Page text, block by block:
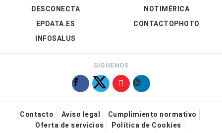
DESCONECTA
EPDATA.ES
INFOSALUS
NOTIMÉRICA
CONTACTOPHOTO
SÍGUENOS
Contacto Aviso legal
Cumplimiento normativo
Oferta de servicios
Política de Cookies